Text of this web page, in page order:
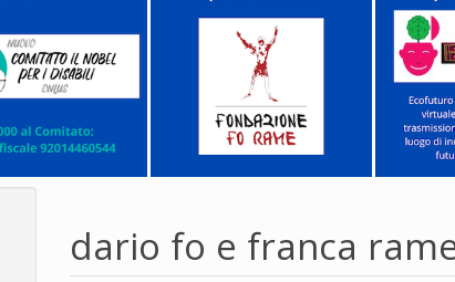
dario fo e franca